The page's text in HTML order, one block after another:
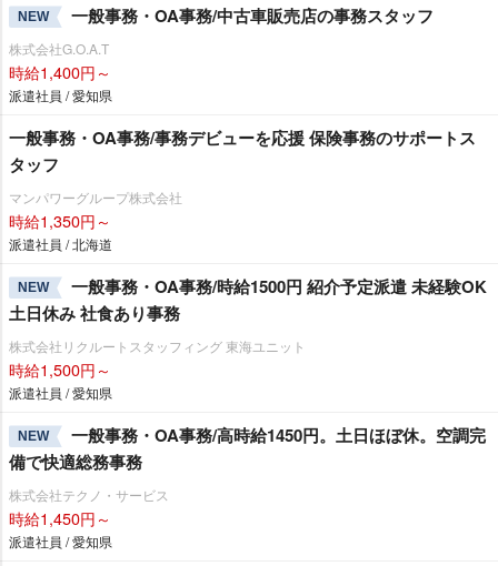
NEW 一般事務・OA事務/中古車販売店の事務スタッフ
株式会社G.O.A.T
時給1,400円～
派遣社員 / 愛知県
一般事務・OA事務/事務デビューを応援 保険事務のサポートス
タッフ
マンパワーグループ株式会社
時給1,350円～
派遣社員 / 北海道
NEW
一般事務・OA事務/時給1500円 紹介予定派遣 未経験OK
土日休み 社食あり事務
株式会社リクルートスタッフィング 東海ユニット
時給1,500円～
派遣社員 / 愛知県
NEW
一般事務・OA事務/高時給1450円。土日ほぼ休。空調完
備で快適総務事務
株式会社テクノ・サービス
時給1,450円～
派遣社員 / 愛知県